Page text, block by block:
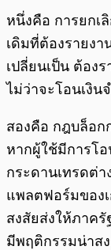
หนึ่งคือ การยกเ
เดิมที่ต้องรายง
เปลี่ยนเป็น ต้อง
ไม่ว่าจะโอนเงิ
สองคือ กฎบล็อก
หากผู้ใช้มีการโ
กระดานเทรดต่า
แพลตฟอร์มของ
สงสัยส่งให้ภาค
มีพฤติกรรมน่าส